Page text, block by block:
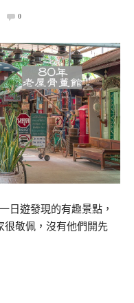
0
日遊發現的有趣景點，
敬佩，沒有他們開先